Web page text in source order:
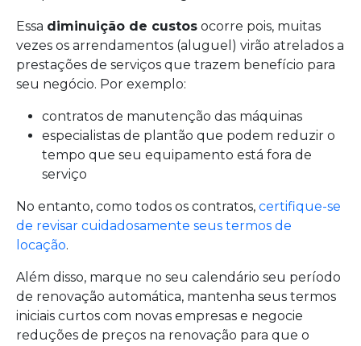
Essa diminuição de custos ocorre pois, muitas
vezes os arrendamentos (aluguel) virão atrelados a
prestações de serviços que trazem benefício para
seu negócio. Por exemplo:
contratos de manutenção das máquinas
especialistas de plantão que podem reduzir o
tempo que seu equipamento está fora de
serviço
No entanto, como todos os contratos, certifique-se
de revisar cuidadosamente seus termos de
locação.
Além disso, marque no seu calendário seu período
de renovação automática, mantenha seus termos
iniciais curtos com novas empresas e negocie
reduções de preços na renovação para que o